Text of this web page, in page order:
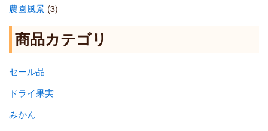
農園風景(3)
商品カテゴリ
セール品
ドライ果実
みかん